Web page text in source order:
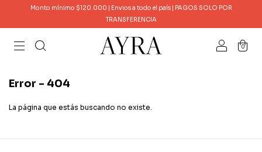
Monto mínimo $120.000 | Envios a todo el país | PAGOS SOLO POR
TRANSFERENCIA
0
Error - 404
La página que estás buscando no existe.